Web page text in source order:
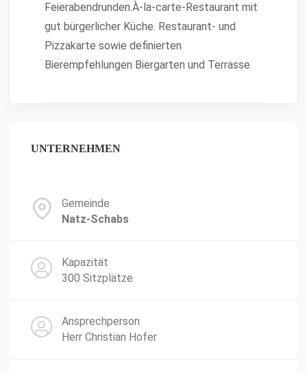
Feierabendrunden.À-la-carte-Restaurant mit
gut bürgerlicher Küche. Restaurant- und
Pizzakarte sowie definierten
Bierempfehlungen Biergarten und Terrasse
UNTERNEHMEN
Gemeinde
Natz-Schabs
Kapazität
300 Sitzplätze
Ansprechperson
Herr Christian Hofer